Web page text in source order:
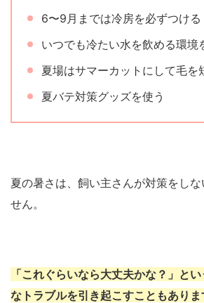
6〜9月までは冷房を必ずつける
いつでも冷たい水を飲める環境
夏場はサマーカットにして毛を
夏バテ対策グッズを使う
夏の暑さは、飼い主さんが対策をし
せん。
「これぐらいなら大丈夫かな？」と
なトラブルを引き起こすこともありま